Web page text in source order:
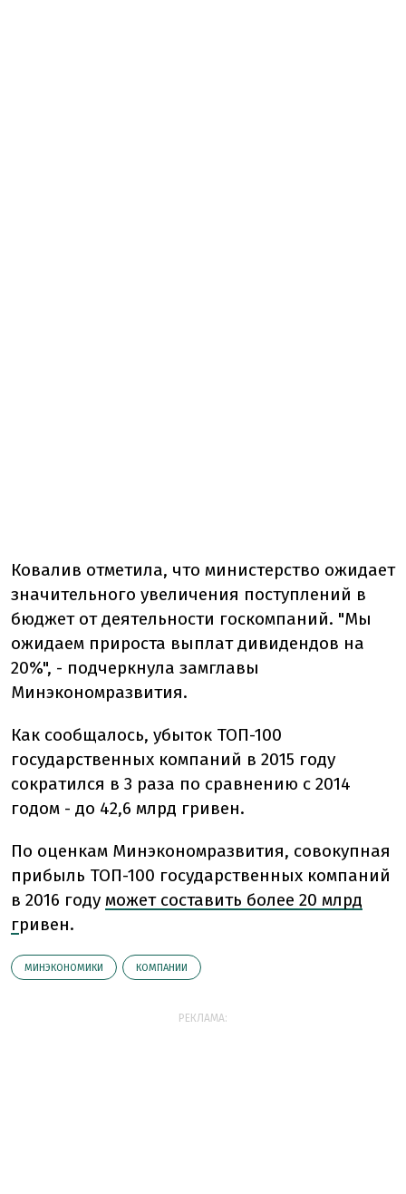
Ковалив отметила, что министерство ожидает
значительного увеличения поступлений в
бюджет от деятельности госкомпаний. "Мы
ожидаем прироста выплат дивидендов на
20%", - подчеркнула замглавы
Минэкономразвития.
Как сообщалось, убыток ТОП-100
государственных компаний в 2015 году
сократился в 3 раза по сравнению с 2014
годом - до 42,6 млрд гривен.
По оценкам Минэкономразвития, совокупная
прибыль ТОП-100 государственных компаний
в 2016 году может составить более 20 млрд
гривен.
МИНЭКОНОМИКИ КОМПАНИИ
РЕКЛАМА: